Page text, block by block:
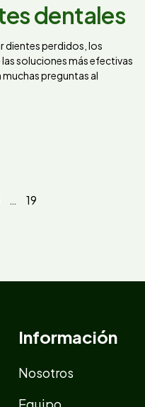
dentales
dientes perdidos, los
soluciones más efectivas
preguntas al
… 19
Información
Nosotros